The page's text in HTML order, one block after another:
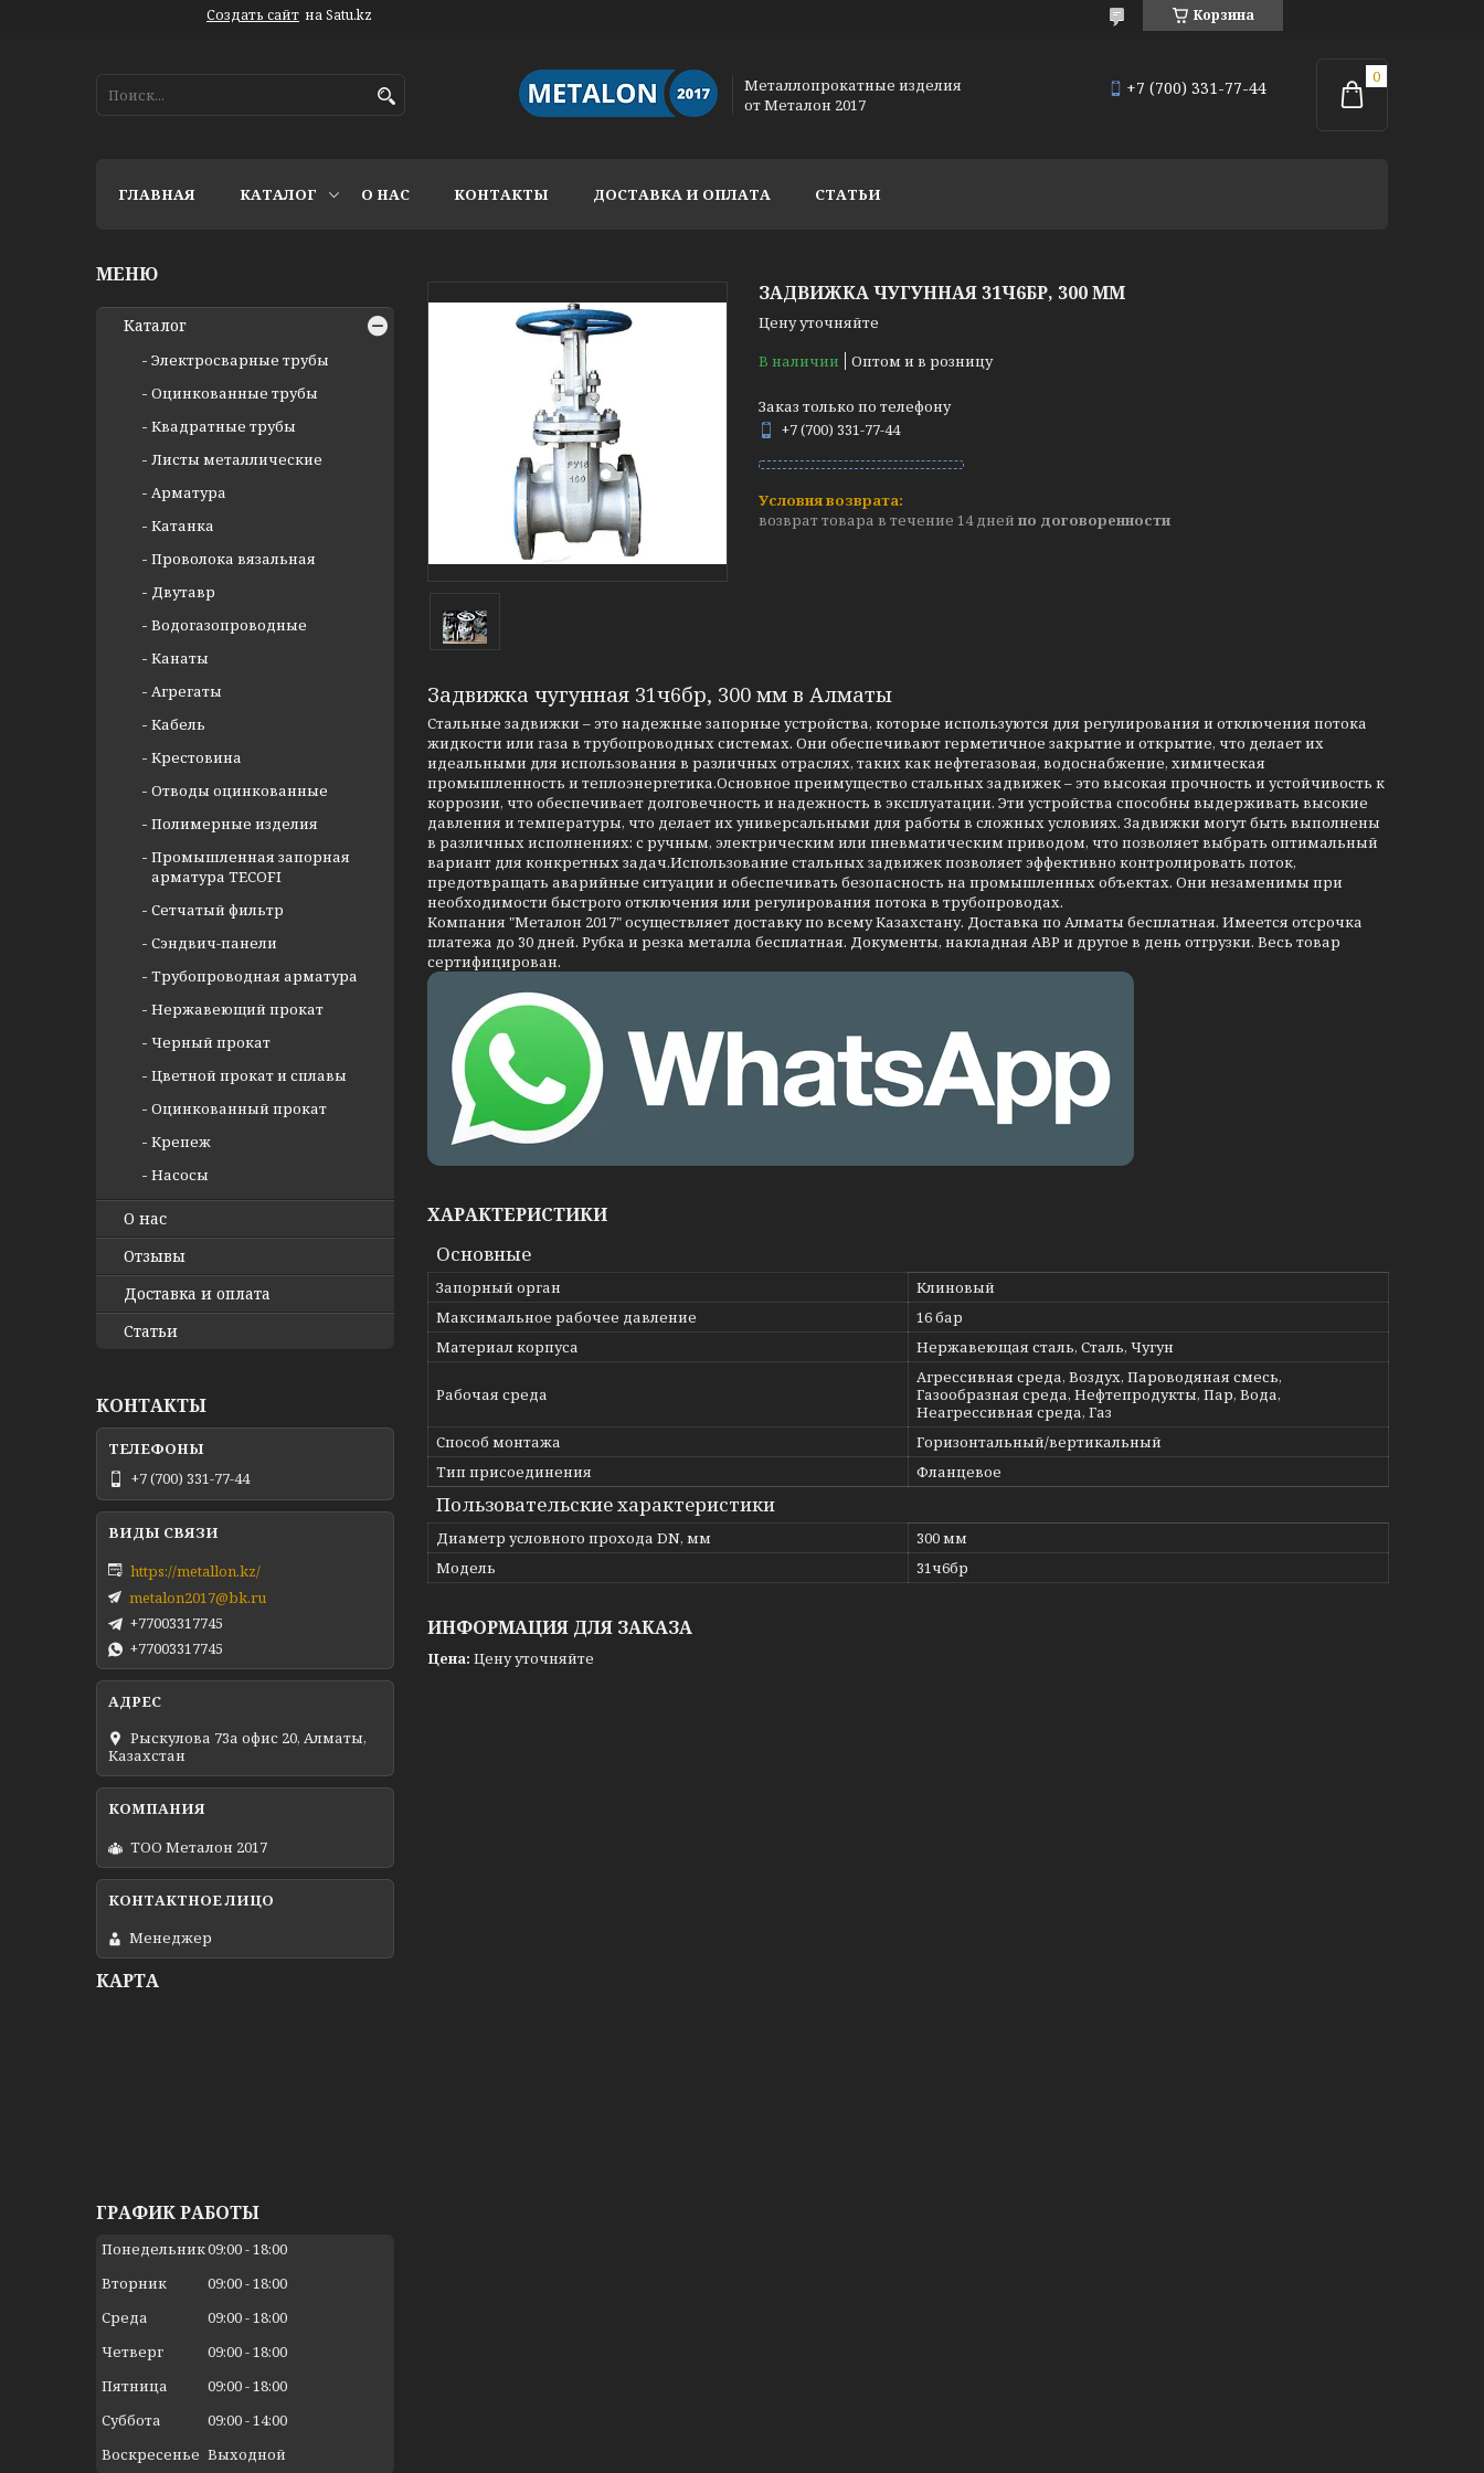
Создать сайт на Satu.kz Корзина
Металлопрокатные изделия
от Металон 2017
+7 (700) 331-77-44
ГЛАВНАЯ КАТАЛОГ О НАС КОНТАКТЫ ДОСТАВКА И ОПЛАТА СТАТЬИ
ЗАДВИЖКА ЧУГУННАЯ 31Ч6БР, 300 ММ
Цену уточняйте
В наличии
Оптом и в розницу
Заказ только по телефону
+7 (700) 331-77-44
возврат товара в течение 14 дней по договоренности
Задвижка чугунная 31ч6бр, 300 мм в Алматы
Стальные задвижки – это надежные запорные устройства, которые используются для регулирования и отключения потока
жидкости или газа в трубопроводных системах. Они обеспечивают герметичное закрытие и открытие, что делает их
идеальными для использования в различных отраслях, таких как нефтегазовая, водоснабжение, химическая
промышленность и теплоэнергетика.Основное преимущество стальных задвижек – это высокая прочность и устойчивость к
коррозии, что обеспечивает долговечность и надежность в эксплуатации. Эти устройства способны выдерживать высокие
давления и температуры, что делает их универсальными для работы в сложных условиях. Задвижки могут быть выполнены
в различных исполнениях: с ручным, электрическим или пневматическим приводом, что позволяет выбрать оптимальный
вариант для конкретных задач.Использование стальных задвижек позволяет эффективно контролировать поток,
предотвращать аварийные ситуации и обеспечивать безопасность на промышленных объектах. Они незаменимы при
необходимости быстрого отключения или регулирования потока в трубопроводах.
Компания "Металон 2017" осуществляет доставку по всему Казахстану. Доставка по Алматы бесплатная. Имеется отсрочка
платежа до 30 дней. Рубка и резка металла бесплатная. Документы, накладная АВР и другое в день отгрузки. Весь товар
сертифицирован.
ХАРАКТЕРИСТИКИ
Основные
Запорный орган
Клиновый
Максимальное рабочее давление
16 бар
Материал корпуса
Нержавеющая сталь, Сталь, Чугун
Рабочая среда
Агрессивная среда, Воздух, Пароводяная смесь,
Газообразная среда, Нефтепродукты, Пар, Вода,
Неагрессивная среда, Газ
Способ монтажа
Горизонтальный/вертикальный
Тип присоединения
Фланцевое
Пользовательские характеристики
Диаметр условного прохода DN, мм
300 мм
Модель
31ч6бр
ИНФОРМАЦИЯ ДЛЯ ЗАКАЗА
Цена: Цену уточняйте
Каталог
Электросварные трубы
Оцинкованные трубы
Квадратные трубы
Листы металлические
Арматура
Катанка
Проволока вязальная
Двутавр
Водогазопроводные
Канаты
Агрегаты
Кабель
Крестовина
Отводы оцинкованные
Полимерные изделия
Промышленная запорная
арматура TECOFI
Сетчатый фильтр
Сэндвич-панели
Трубопроводная арматура
Нержавеющий прокат
Черный прокат
Цветной прокат и сплавы
Оцинкованный прокат
Крепеж
Насосы
О нас
Отзывы
Доставка и оплата
Статьи
КОНТАКТЫ
+7 (700) 331-77-44
https://metallon.kz/
metalon2017@bk.ru
+77003317745
+77003317745
Рыскулова 73а офис 20, Алматы,
Казахстан
ТОО Металон 2017
Менеджер
КАРТА
ГРАФИК РАБОТЫ
Понедельник09:00 18:00
Вторник
09:00 18:00
Среда
09:00 18:00
Четверг
09:00 18:00
Пятница
09:00 18:00
Суббота
09:00 14:00
Воскресенье Выходной